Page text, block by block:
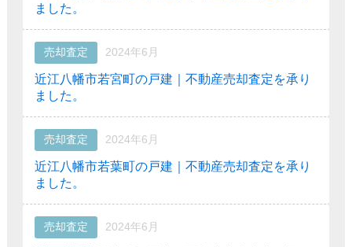
ました。
売却査定 2024年6月
近江八幡市若宮町の戸建｜不動産売却査定を承り
ました。
売却査定 2024年6月
近江八幡市若葉町の戸建｜不動産売却査定を承り
ました。
売却査定 2024年6月